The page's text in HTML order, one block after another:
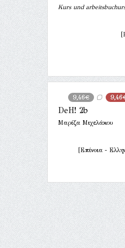
Kurs und
9,46€
DeH! 2b
Μαρίζα Μιχελάκου
[Επίνοια -